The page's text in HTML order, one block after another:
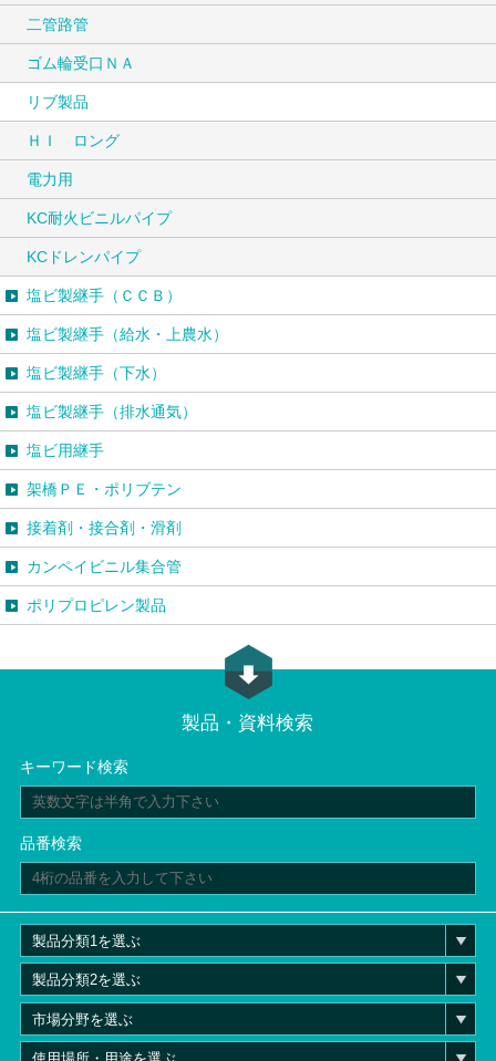
二管路管
ゴム輪受口ＮＡ
リブ製品
ＨＩ ロング
電力用
KC耐火ビニルパイプ
KCドレンパイプ
塩ビ製継手（ＣＣＢ）
塩ビ製継手（給水・上農水）
塩ビ製継手（下水）
塩ビ製継手（排水通気）
塩ビ用継手
架橋ＰＥ・ポリブテン
接着剤・接合剤・滑剤
カンペイビニル集合管
ポリプロピレン製品
製品・資料検索
キーワード検索
品番検索